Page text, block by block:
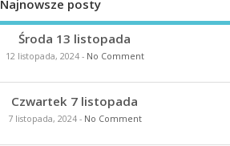
Najnowsze posty
Środa 13 listopada
12 listopada, 2024- No Comment
Czwartek 7 listopada
7 listopada, 2024- No Comment